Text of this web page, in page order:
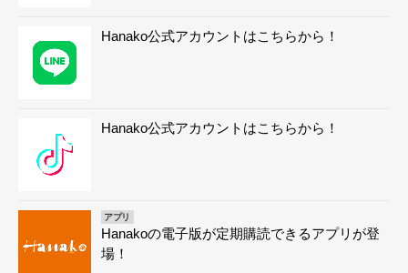
Hanako公式アカウントはこちらから！
Hanako公式アカウントはこちらから！
アプリ
Hanakoの電子版が定期購読できるアプリが登
場！